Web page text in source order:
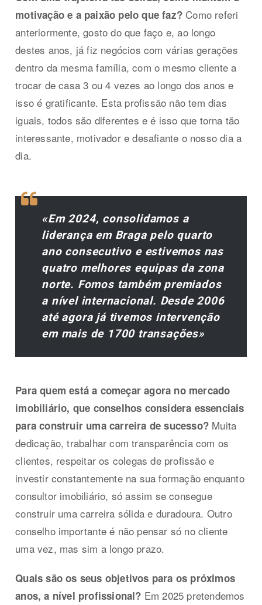
motivação e a paixão pelo que faz?Como referi
anteriormente, gosto do que faço e, ao longo
destes anos, já fiz negócios com várias gerações
dentro da mesma família, com o mesmo cliente a
trocar de casa 3 ou 4 vezes ao longo dos anos e
isso é gratificante. Esta profissão não tem dias
iguais, todos são diferentes e é isso que torna tão
interessante, motivador e desafiante o nosso dia a
dia.
«Em 2024, consolidamos a
liderança em Braga pelo quarto
ano consecutivo e estivemos nas
quatro melhores equipas da zona
norte. Fomos também premiados
a nível internacional. Desde 2006
até agora já tivemos intervenção
em mais de 1700 transações»
Para quem está a começar agora no mercado
imobiliário, que conselhos considera essenciais
para construir uma carreira de sucesso? Muita
dedicação, trabalhar com transparência com os
clientes, respeitar os colegas de profissão e
investir constantemente na sua formação enquanto
consultor imobiliário, só assim se consegue
construir uma carreira sólida e duradoura. Outro
conselho importante é não pensar só no cliente
uma vez, mas sim a longo prazo.
Quais são os seus objetivos para os próximos
anos, a nível profissional? Em 2025 pretendemos